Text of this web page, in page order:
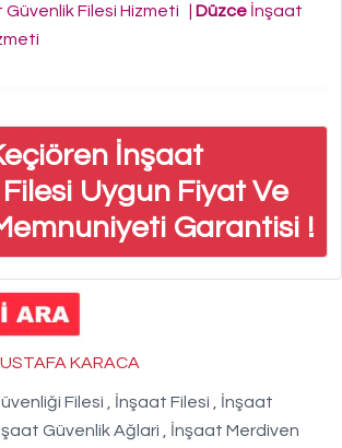
Güvenlik Filesi Hizmeti | Düzce İnşaat
İnşaat
Uygun Fiyat Ve
Garantisi !
KARACA
Filesi , İnşaat Filesi , İnşaat
Güvenlik Ağlari , İnşaat Merdiven